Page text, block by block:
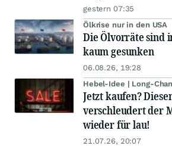
gestern 07:35
Ölkrise nur in den USA
Die Ölvorräte sind
kaum gesunken
06.08.26, 19:28
Hebel-Idee | Long-
Jetzt kaufen?
verschleudert der
wieder für lau!
21.07.26, 20:07